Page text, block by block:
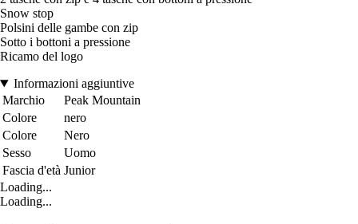
Snow stop
Polsini delle gambe con zip
Sotto i bottoni a pressione
Ricamo del logo
Informazioni aggiuntive
Marchio
Peak Mountain
Colore
nero
Colore
Nero
Sesso
Uomo
Fascia d'età Junior
Loading...
Loading...